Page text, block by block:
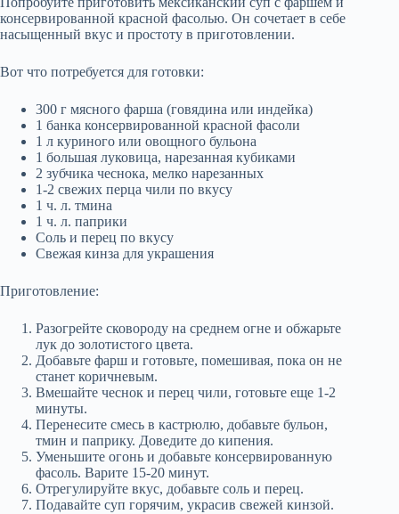
консервированной красной фасолью. Он сочетает в себе
насыщенный вкус и простоту в приготовлении.
Вот что потребуется для готовки:
300 г мясного фарша (говядина или индейка)
1 банка консервированной красной фасоли
1 л куриного или овощного бульона
1 большая луковица, нарезанная кубиками
2 зубчика чеснока, мелко нарезанных
1-2 свежих перца чили по вкусу
1 ч. л. тмина
1 ч. л. паприки
Соль и перец по вкусу
Свежая кинза для украшения
Приготовление:
Разогрейте сковороду на среднем огне и обжарьте
лук до золотистого цвета.
Добавьте фарш и готовьте, помешивая, пока он не
станет коричневым.
Вмешайте чеснок и перец чили, готовьте еще 1-2
минуты.
Перенесите смесь в кастрюлю, добавьте бульон,
тмин и паприку. Доведите до кипения.
Уменьшите огонь и добавьте консервированную
фасоль. Варите 15-20 минут.
Отрегулируйте вкус, добавьте соль и перец.
Подавайте суп горячим, украсив свежей кинзой.